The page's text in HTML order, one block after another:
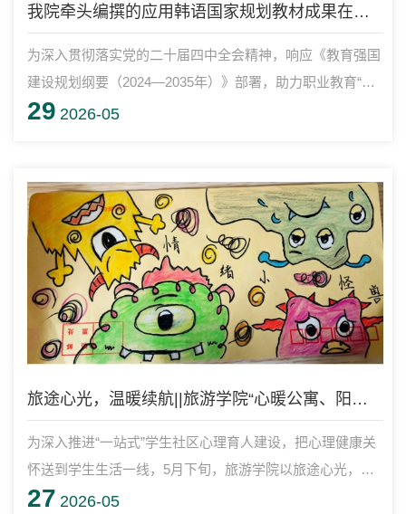
我院牵头编撰的应用韩语国家规划教材成果在外语教指委会议展示
为深入贯彻落实党的二十届四中全会精神，响应《教育强国
建设规划纲要（2024—2035年）》部署，助力职业教育“出
海”与服务国家对外开放战略，2026年5月22日—24日，由教
改革创新与国际化发展研讨会”在河南郑州成功举办。
29 2026-05
旅途心光，温暖续航||旅游学院“心暖公寓、阳光同行”心理主题活动圆满举办
为深入推进“一站式”学生社区心理育人建设，把心理健康关
怀送到学生生活一线，5月下旬，旅游学院以旅途心光，温
暖续航为主题，在“一站式”学生社区活动室、学院心理活动
27 2026-05